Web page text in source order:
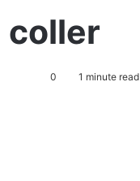
coller
0 1 minute read